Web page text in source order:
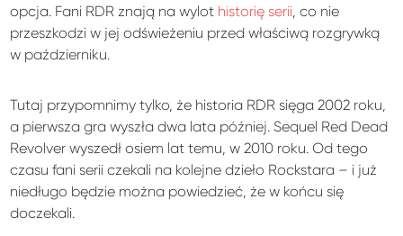
opcja. Fani RDR znają na wylot historię serii, co nie
przeszkodzi w jej odświeżeniu przed właściwą rozgrywką
w październiku.
Tutaj przypomnimy tylko, że historia RDR sięga 2002 roku,
a pierwsza gra wyszła dwa lata później. Sequel Red Dead
Revolver wyszedł osiem lat temu, w 2010 roku. Od tego
czasu fani serii czekali na kolejne dzieło Rockstara – i już
niedługo będzie można powiedzieć, że w końcu się
doczekali.